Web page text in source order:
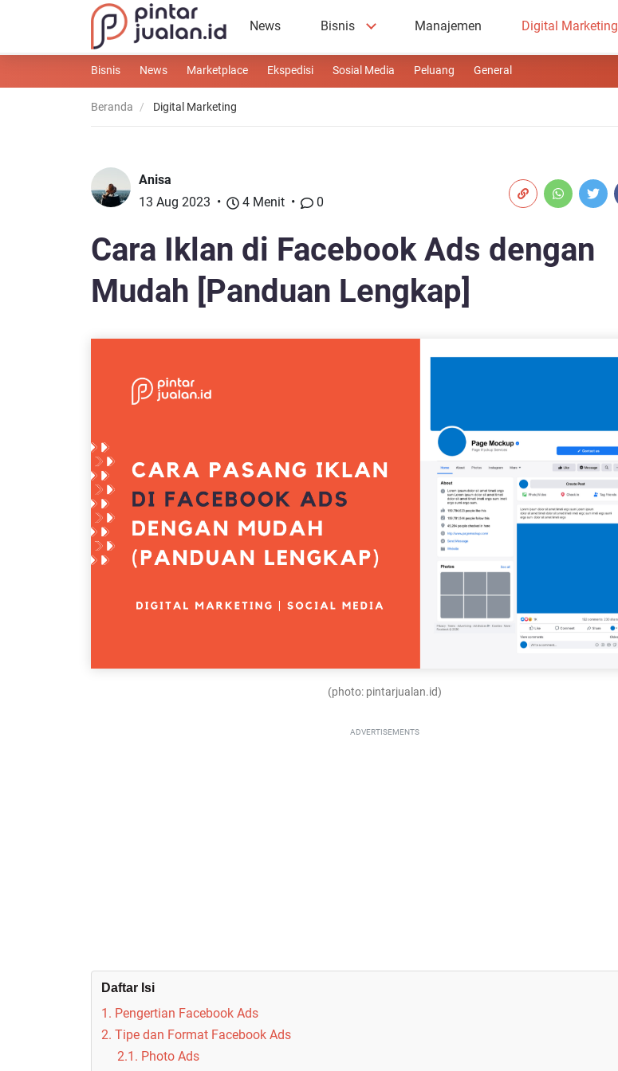
News Bisnis Manajemen Digital Marketing
Bisnis News Marketplace Ekspedisi Sosial Media Peluang General
Beranda Digital Marketing
Cara Iklan di Facebook Ads dengan
Mudah [Panduan Lengkap]
Anisa
13 Aug 2023
4 Menit 0
(photo: pintarjualan.id)
ADVERTISEMENTS
Daftar Isi
1. Pengertian Facebook Ads
2. Tipe dan Format Facebook Ads
2.1. Photo Ads